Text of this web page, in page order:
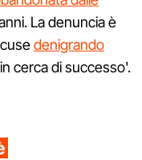
La denuncia è
denigrando
cerca di successo'.